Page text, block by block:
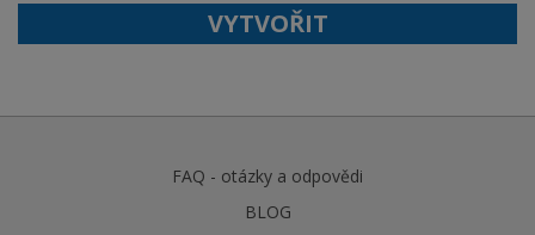
VYTVOŘIT
FAQ - otázky a odpovědi
BLOG